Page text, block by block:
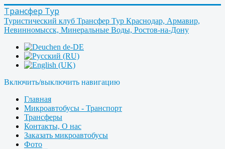
Трансфер Тур
Туристический клуб Трансфер Тур Краснодар, Армавир,
Невинномысск, Минеральные Воды, Ростов-на-Дону
Включить/выключить навигацию
Главная
Микроавтобусы - Транспорт
Трансферы
Контакты, О нас
Заказать микроавтобусы
Фото